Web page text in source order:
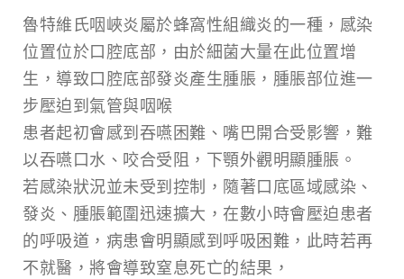
魯特維氏咽峽炎屬於蜂窩性組織炎的一種，感染
位置位於口腔底部，由於細菌大量在此位置增
生，導致口腔底部發炎產生腫脹，腫脹部位進一
步壓迫到氣管與咽喉
患者起初會感到吞嚥困難、嘴巴開合受影響，難
以吞嚥口水、咬合受阻，下顎外觀明顯腫脹。
若感染狀況並未受到控制，隨著口底區域感染、
發炎、腫脹範圍迅速擴大，在數小時會壓迫患者
的呼吸道，病患會明顯感到呼吸困難，此時若再
不就醫，將會導致窒息死亡的結果，